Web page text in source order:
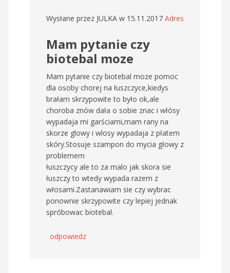
Wysłane przez JULKA w 15.11.2017 Adres
Mam pytanie czy
biotebal moze
Mam pytanie czy biotebal moze pomoc
dla osoby chorej na łuszczyce,kiedys
brałam skrzypowite to było ok,ale
choroba znów dała o sobie znac i włósy
wypadaja mi garściami,mam rany na
skorze glowy i wlosy wypadaja z płatem
skóry.Stosuje szampon do mycia głowy z
problemem
łuszczycy ale to za malo jak skora sie
łuszczy to wtedy wypada razem z
włosami.Zastanawiam sie czy wybrac
ponownie skrzypowite czy lepiej jednak
spróbowac biotebal.
odpowiedz